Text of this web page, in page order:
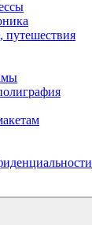
путешествия